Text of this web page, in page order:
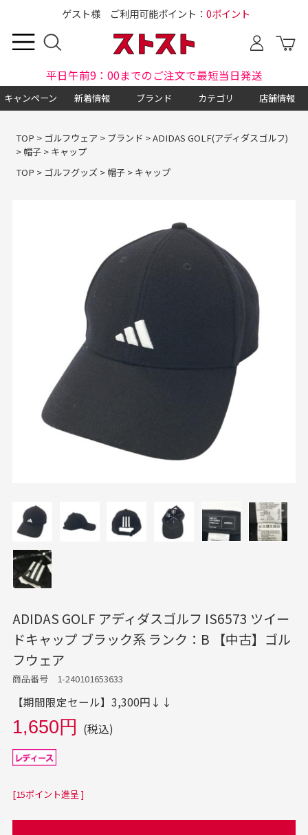
ゲスト様 ご利用可能ポイント： 0ポイント
平日午前9：00までのご注文で最短当日発送
キャンペーン 新着情報 ブランド カテゴリ 店舗情報
TOP > ゴルフウェア > ブランド >ADIDAS GOLF(アディダスゴルフ)
> 帽子> キャップ
TOP > ゴルフグッズ> 帽子> キャップ
ADIDAS GOLF アディダスゴルフ IS6573 ツイー
ドキャップ ブラック系 ランク：B 【中古】ゴル
フウェア
商品番号 1-240101653633
【期間限定セール】3,300円↓↓
1,650円 (税込)
[15ポイント進呈 ]